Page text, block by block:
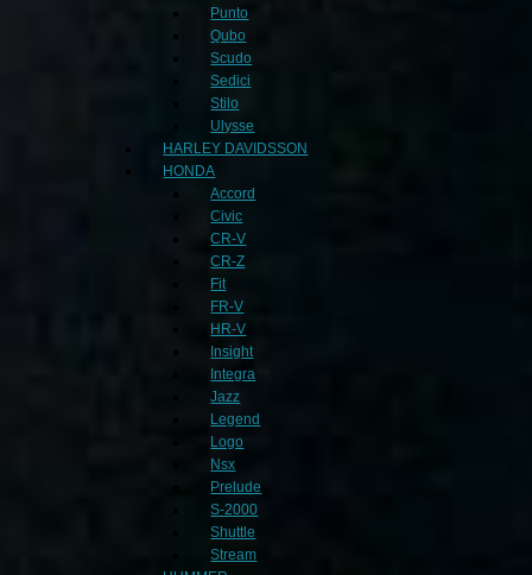
Punto
Qubo
Scudo
Sedici
Stilo
Ulysse
HARLEY DAVIDSSON
HONDA
Accord
Civic
CR-V
CR-Z
Fit
FR-V
HR-V
Insight
Integra
Jazz
Legend
Logo
Nsx
Prelude
S-2000
Shuttle
Stream